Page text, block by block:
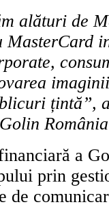
alături de
MasterCard
țintă”,
a
prin
de